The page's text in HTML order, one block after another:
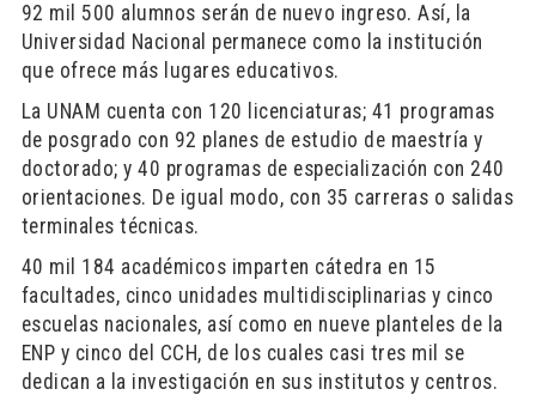
92 mil 500 alumnos serán de nuevo ingreso. Así, la
Universidad Nacional permanece como la institución
que ofrece más lugares educativos.
La UNAM cuenta con 120 licenciaturas; 41 programas
de posgrado con 92 planes de estudio de maestría y
doctorado; y 40 programas de especialización con 240
orientaciones. De igual modo, con 35 carreras o salidas
terminales técnicas.
40 mil 184 académicos imparten cátedra en 15
facultades, cinco unidades multidisciplinarias y cinco
escuelas nacionales, así como en nueve planteles de la
ENP y cinco del CCH, de los cuales casi tres mil se
dedican a la investigación en sus institutos y centros.